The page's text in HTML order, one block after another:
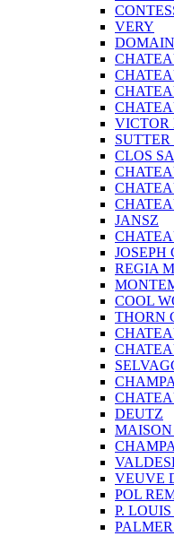
VERY
VICTOR
CLOS
JANSZ
JOSEPH
REGIA
COOL
THORN
DEUTZ
VEUVE
POL
P.